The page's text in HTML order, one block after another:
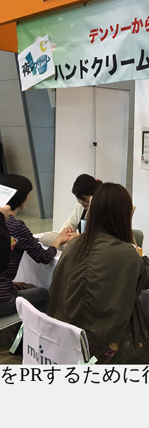
PRするため